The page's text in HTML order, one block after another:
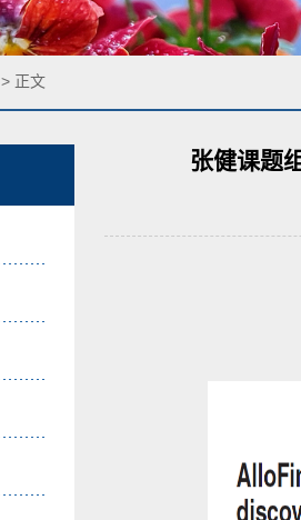
张健课题
> 正文